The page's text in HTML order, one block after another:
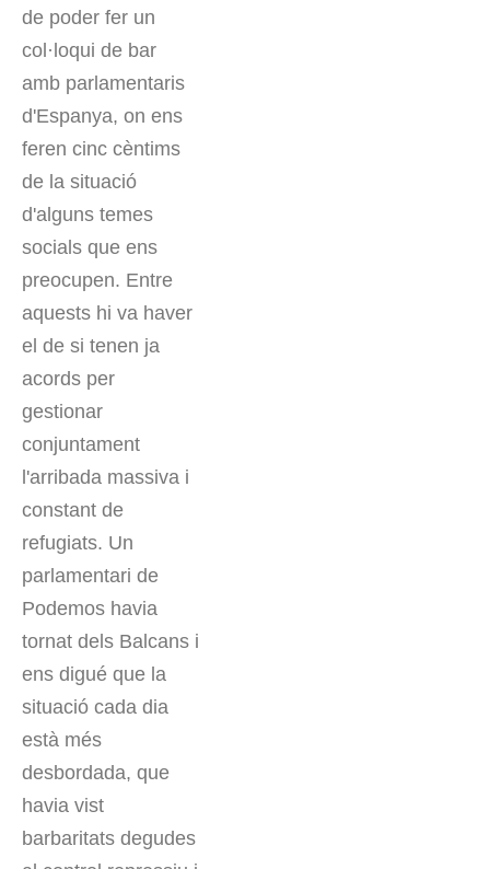
de poder fer un
col·loqui de bar
amb parlamentaris
d'Espanya, on ens
feren cinc cèntims
de la situació
d'alguns temes
socials que ens
preocupen. Entre
aquests hi va haver
el de si tenen ja
acords per
gestionar
conjuntament
l'arribada massiva i
constant de
refugiats. Un
parlamentari de
Podemos havia
tornat dels Balcans i
ens digué que la
situació cada dia
està més
desbordada, que
havia vist
barbaritats degudes